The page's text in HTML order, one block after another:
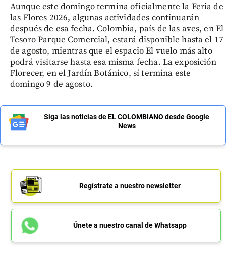
Aunque este domingo termina oficialmente la Feria de
las Flores 2026, algunas actividades continuarán
después de esa fecha. Colombia, país de las aves, en El
Tesoro Parque Comercial, estará disponible hasta el 17
de agosto, mientras que el espacio El vuelo más alto
podrá visitarse hasta esa misma fecha. La exposición
Florecer, en el Jardín Botánico, sí termina este
domingo 9 de agosto.
Siga las noticias de EL COLOMBIANO desde Google
News
Regístrate a nuestro newsletter
Únete a nuestro canal de Whatsapp